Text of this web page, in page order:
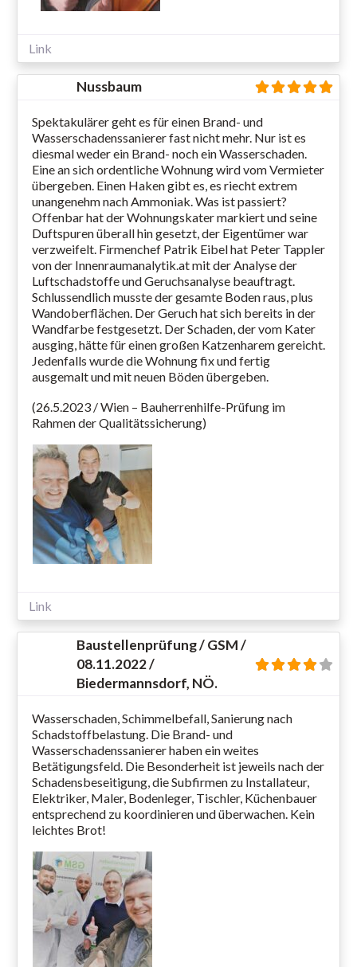
Link
Nussbaum
Spektakulärer geht es für einen Brand- und
Wasserschadenssanierer fast nicht mehr. Nur ist es
diesmal weder ein Brand- noch ein Wasserschaden.
Eine an sich ordentliche Wohnung wird vom Vermieter
übergeben. Einen Haken gibt es, es riecht extrem
unangenehm nach Ammoniak. Was ist passiert?
Offenbar hat der Wohnungskater markiert und seine
Duftspuren überall hin gesetzt, der Eigentümer war
verzweifelt. Firmenchef Patrik Eibel hat Peter Tappler
von der Innenraumanalytik.at mit der Analyse der
Luftschadstoffe und Geruchsanalyse beauftragt.
Schlussendlich musste der gesamte Boden raus, plus
Wandoberflächen. Der Geruch hat sich bereits in der
Wandfarbe festgesetzt. Der Schaden, der vom Kater
ausging, hätte für einen großen Katzenharem gereicht.
Jedenfalls wurde die Wohnung fix und fertig
ausgemalt und mit neuen Böden übergeben.
(26.5.2023 / Wien – Bauherrenhilfe-Prüfung im
Rahmen der Qualitätssicherung)
Link
Baustellenprüfung / GSM /
08.11.2022 /
Biedermannsdorf, NÖ.
Wasserschaden, Schimmelbefall, Sanierung nach
Schadstoffbelastung. Die Brand- und
Wasserschadenssanierer haben ein weites
Betätigungsfeld. Die Besonderheit ist jeweils nach der
Schadensbeseitigung, die Subfirmen zu Installateur,
Elektriker, Maler, Bodenleger, Tischler, Küchenbauer
entsprechend zu koordinieren und überwachen. Kein
leichtes Brot!